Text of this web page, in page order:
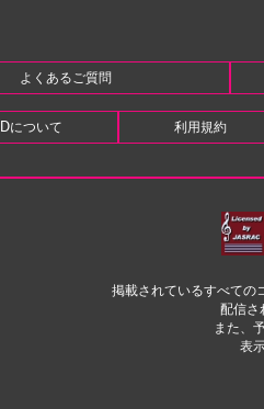
よくあるご質問
について 利用規約
掲載されているすべての
配信さ
また、
表